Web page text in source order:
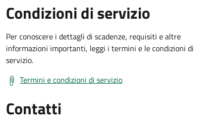
Condizioni di servizio
Per conoscere i dettagli di scadenze, requisiti e altre
informazioni importanti, leggi i termini e le condizioni di
servizio.
Termini e condizioni di servizio
Contatti